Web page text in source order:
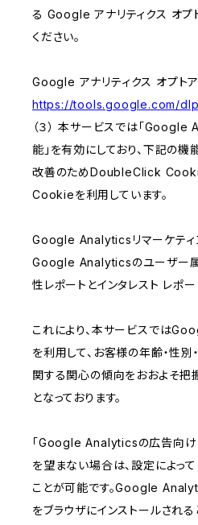
る Google アナリティクス オプ
ください。
Google アナリティクス オプトア
https://tools.google.com/
（３） 本サービスでは「
能」を有効にしており、下記の機
改善のためDoubleClick
Cookieを利用しています。
Google Analyticsリマーケティ
Google Analyticsのユーザー
性レポートとインタレスト レポー
これにより、本サービスでは
を利用して、お客様の年齢・性
関する関心の傾向をおおよそ
となっております。
「Google Analyticsの広告向け
を望まない場合は、設定によっ
ことが可能です。Google
をブラウザにインストールされ